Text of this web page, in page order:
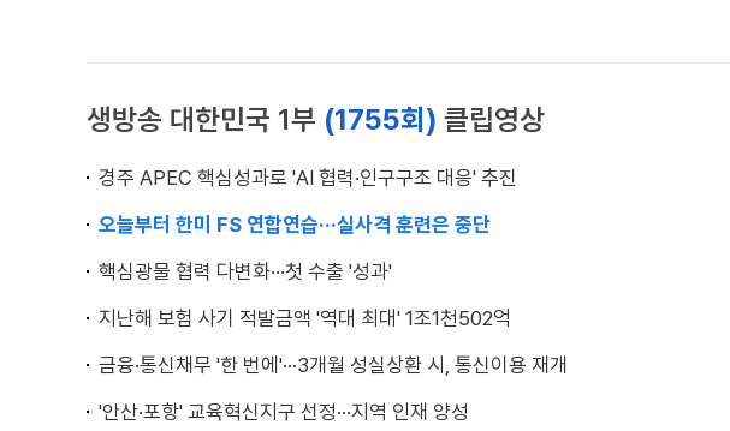
생방송 대한민국 1부 (1755회) 클립영상
경주 APEC 핵심성과로 'AI 협력·인구구조 대응' 추진
오늘부터 한미 FS 연합연습···실사격 훈련은 중단
핵심광물 협력 다변화···첫 수출 '성과'
지난해 보험 사기 적발금액 '역대 최대' 1조1천502억
금융·통신채무 '한 번에'···3개월 성실상환 시, 통신이용 재개
'안산·포항' 교육혁신지구 선정···지역 인재 양성